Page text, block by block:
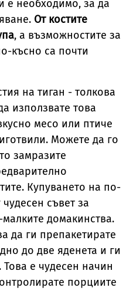
е необходимо, за да
От костите
, а възможностите за
късно са почти
на тиган - толкова
използвате това
месо или птиче
Можете да го
замразите
Купуването на по-
съвет за
домакинства.
да ги препакетирате
до две яденета и ги
е чудесен начин
порциите